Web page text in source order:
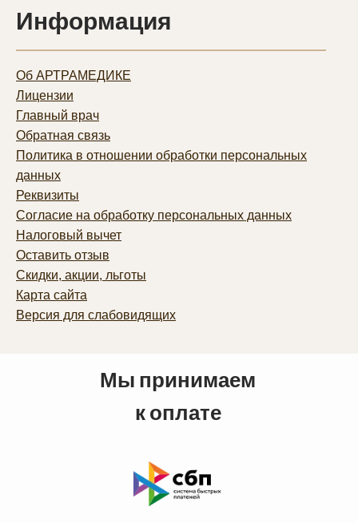
Информация
Об АРТРАМЕДИКЕ
Лицензии
Главный врач
Обратная связь
Политика в отношении обработки персональных
данных
Реквизиты
Согласие на обработку персональных данных
Налоговый вычет
Оставить отзыв
Скидки, акции, льготы
Карта сайта
Версия для слабовидящих
Мы принимаем
к оплате